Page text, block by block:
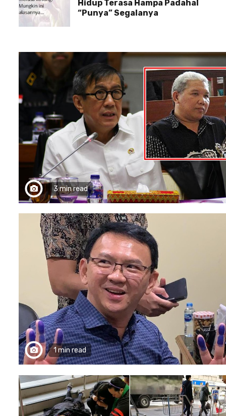
Hidup Terasa Hampa Padahal
“Punya” Segalanya
3 min read
1 min read